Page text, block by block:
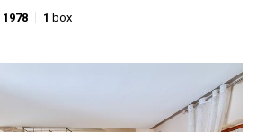
1978 1 box